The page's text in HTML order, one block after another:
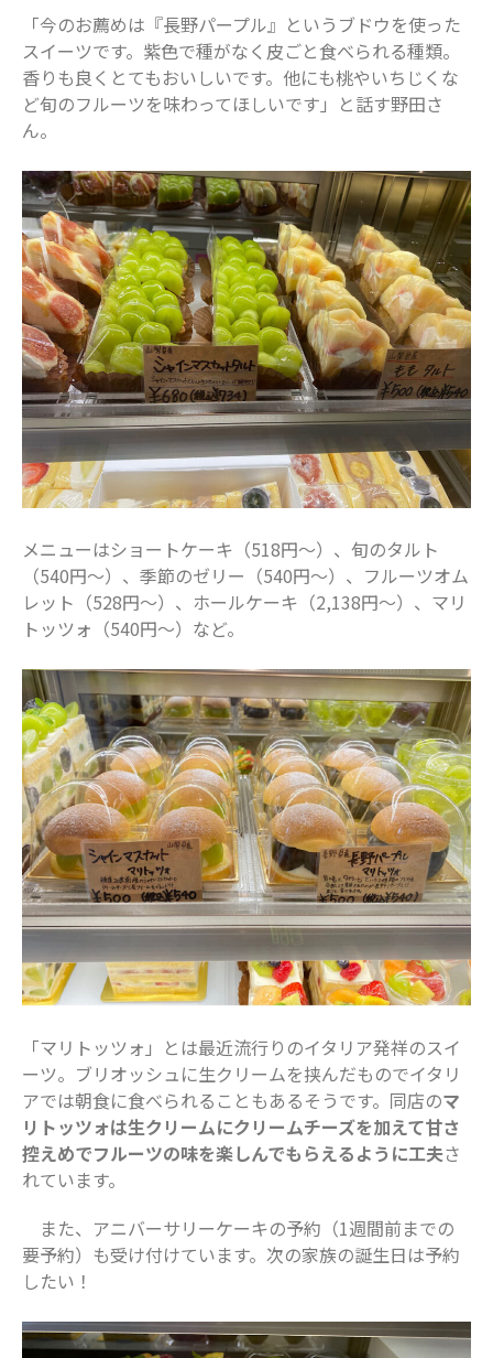
2021年7月
2021年6月
2021年5月
2021年4月
2021年2月
2021年1月
2020年12月
2020年11月
2020年10月
2020年9月
2020年8月
2020年7月
2020年6月
2020年5月
2020年4月
2020年3月
2020年2月
2020年1月
2019年11月
2019年10月
2019年9月
2019年8月
2019年7月
2019年6月
2019年5月
2019年4月
2019年3月
カテゴリー
イベント
住まい
地域のお店
妊娠・出産
家事・生活術
病院・医療
習い事
「今のお薦めは『長野パープル』というブドウを使った
スイーツです。紫色で種がなく皮ごと食べられる種類。
香りも良くとてもおいしいです。他にも桃やいちじくな
ど旬のフルーツを味わってほしいです」と話す野田さ
ん。
メニューはショートケーキ（518円～）、旬のタルト
（540円～）、季節のゼリー（540円～）、フルーツオム
レット（528円～）、ホールケーキ（2,138円～）、マリ
トッツォ（540円～）など。
「マリトッツォ」とは最近流行りのイタリア発祥のスイ
ーツ。ブリオッシュに生クリームを挟んだものでイタリ
アでは朝食に食べられることもあるそうです。同店のマ
リトッツォは生クリームにクリームチーズを加えて甘さ
控えめでフルーツの味を楽しんでもらえるように工夫さ
れています。
また、アニバーサリーケーキの予約（1週間前までの
要予約）も受け付けています。次の家族の誕生日は予約
したい！